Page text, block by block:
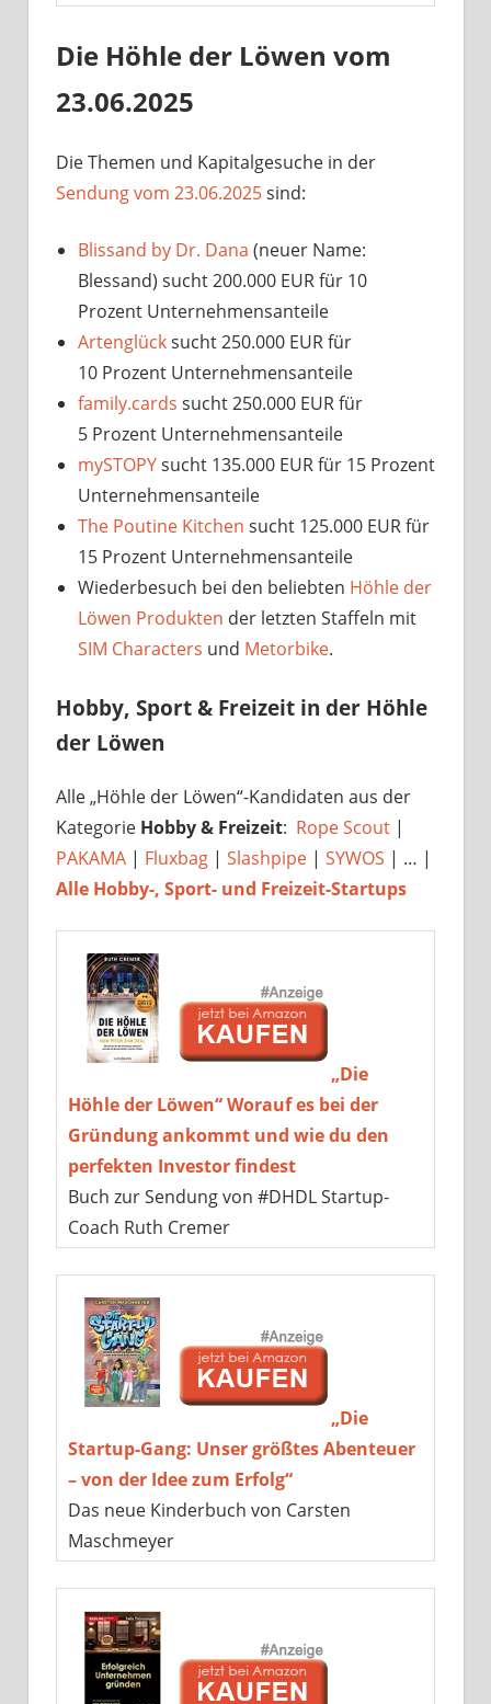
Die Höhle der Löwen vom
23.06.2025
Die Themen und Kapitalgesuche in der
Sendung vom 23.06.2025sind:
Blissand by Dr. Dana (neuer Name:
Blessand) sucht 200.000 EUR für 10
Prozent Unternehmensanteile
Artenglücksucht 250.000 EUR für
10 Prozent Unternehmensanteile
family.cards sucht 250.000 EUR für
5 Prozent Unternehmensanteile
mySTOPYsucht 135.000 EUR für 15 Prozent
Unternehmensanteile
The Poutine Kitchen sucht 125.000 EUR für
15 Prozent Unternehmensanteile
Wiederbesuch bei den beliebten Höhle der
Löwen Produkten der letzten Staffeln mit
SIM Characters und Metorbike.
Hobby, Sport & Freizeit in der Höhle
der Löwen
Alle „Höhle der Löwen“-Kandidaten aus der
Kategorie Hobby & Freizeit: Rope Scout |
PAKAMA | Fluxbag | Slashpipe | SYWOS | … |
Alle Hobby-, Sport- und Freizeit-Startups
„Die
Höhle der Löwen“ Worauf es bei der
Gründung ankommt und wie du den
perfekten Investor findest
Buch zur Sendung von #DHDL Startup-
Coach Ruth Cremer
„Die
Startup-Gang: Unser größtes Abenteuer
– von der Idee zum Erfolg“
Das neue Kinderbuch von Carsten
Maschmeyer